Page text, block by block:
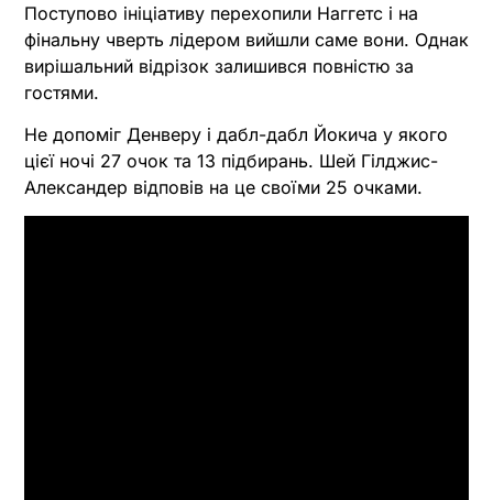
Поступово ініціативу перехопили Наггетс і на
фінальну чверть лідером вийшли саме вони. Однак
вирішальний відрізок залишився повністю за
гостями.
Не допоміг Денверу і дабл-дабл Йокича у якого
цієї ночі 27 очок та 13 підбирань. Шей Гілджис-
Александер відповів на це своїми 25 очками.